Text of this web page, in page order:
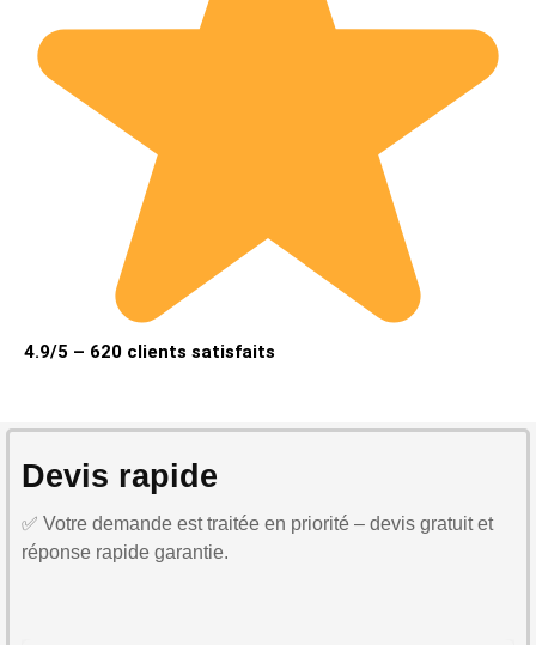
4.9/5 – 620 clients satisfaits
Devis rapide
✅ Votre demande est traitée en priorité – devis gratuit et
réponse rapide garantie.